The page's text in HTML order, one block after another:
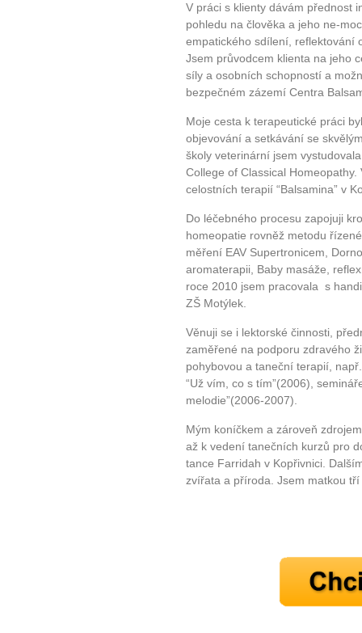
10 tipů
Máte pocit, že jste unaveni
V práci s klienty dávám přednost
pohledu na člověka a jeho ne-
empatického sdílení, reflektování
Jsem průvodcem klienta na jeho
síly a osobních schopností a
bezpečném zázemí Centra
Moje cesta k terapeutické práci
objevování a setkávání se
školy veterinární jsem
College of Classical
celostních terapií “Balsamina” v
Do léčebného procesu zapojuji
homeopatie rovněž metodu
měření EAV Supertronicem,
aromaterapii, Baby masáže,
roce 2010 jsem pracovala s
ZŠ Motýlek.
Věnuji se i lektorské činnosti,
zaměřené na podporu zdravého
pohybovou a taneční terapií,
“Už vím, co s tím”(2006),
melodie”(2006-2007).
Mým koníčkem a zároveň
až k vedení tanečních kurzů pro
tance Farridah v Kopřivnici.
zvířata a příroda. Jsem matkou